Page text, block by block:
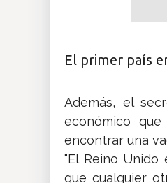
El primer país
Además, el
económico
encontrar una
"El Reino
que cualquier